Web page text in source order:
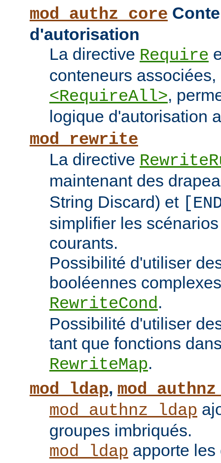
mod_authz_core
d'autorisation
La directive Require
conteneurs associées,
<RequireAll>,
logique d'autorisation
mod_rewrite
La directive
maintenant des
String Discard) et
simplifier les
courants.
Possibilité d'utiliser
booléennes
RewriteCond.
Possibilité d'utiliser
tant que fonctions
RewriteMap.
mod_ldap,
mod_authnz_ldap
groupes imbriqués.
mod_ldap apporte les